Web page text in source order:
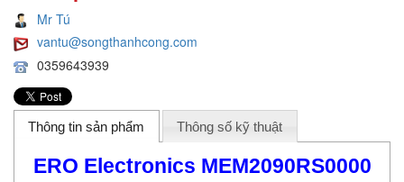
Mr Tú
vantu@songthanhcong.com
0359643939
Thông tin sản phẩm Thông số kỹ thuật
ERO Electronics MEM2090RS0000